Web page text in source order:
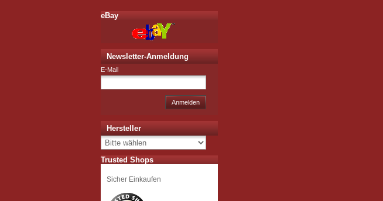
eBay
Newsletter-Anmeldung
E-Mail
Anmelden
Hersteller
Trusted Shops
Sicher Einkaufen